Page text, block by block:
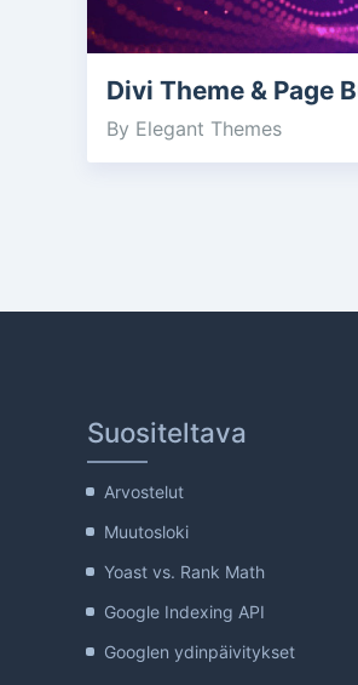
Divi Theme & Page
By Elegant Themes
Suositeltava
Arvostelut
Muutosloki
Yoast vs. Rank Math
Google Indexing API
Googlen ydinpäivitykset